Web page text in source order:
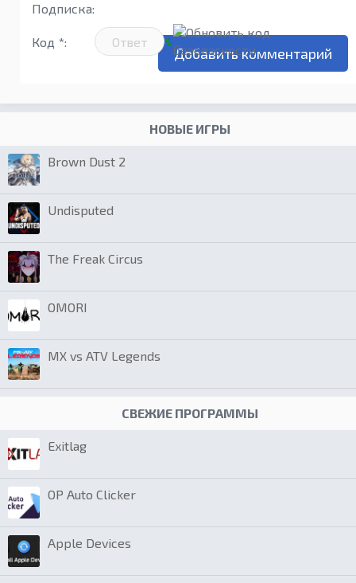
Подписка:
Код *:
НОВЫЕ ИГРЫ
Brown Dust 2
Undisputed
The Freak Circus
OMORI
MX vs ATV Legends
СВЕЖИЕ ПРОГРАММЫ
Exitlag
OP Auto Clicker
Apple Devices